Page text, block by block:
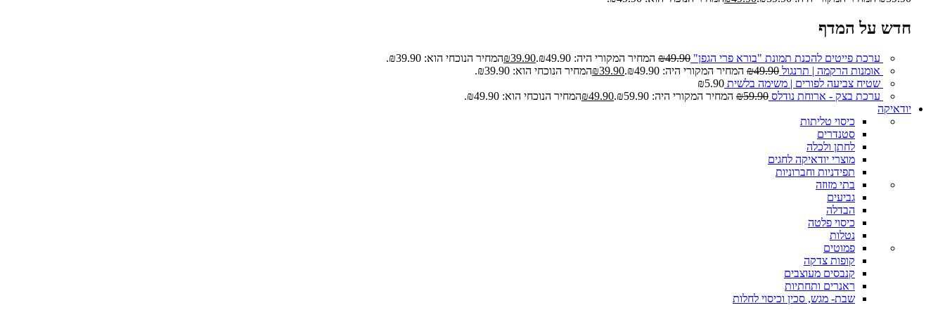
חדש על המדף
ערכת פייטים להכנת תמונת "בורא פרי הגפן" ₪49.90 המחיר המקורי היה: ₪49.90. ₪39.90
המחיר הנוכחי הוא: ₪39.90.
אומנות הרקמה | תרנגול
₪49.90 המחיר המקורי היה: ₪49.90. ₪39.90
המחיר הנוכחי הוא: ₪39.90.
שטיח צביעה לפורים | משימה בלשית
₪5.90
ערכת בצק - ארוחת נודלס
₪59.90 המחיר המקורי היה: ₪59.90. ₪49.90
המחיר הנוכחי הוא: ₪49.90.
יודאיקה
כיסוי טליתות
סטנדרים
לחתן ולכלה
מוצרי יודאיקה לחגים
תפידניות וחברוניות
בתי מזוזה
גביעים
הבדלה
כיסוי פלטה
נטלות
פמוטים
קופות צדקה
קנבסים מעוצבים
ראנרים ותחתיות
שבת- מגש, סכין וכיסוי לחלות